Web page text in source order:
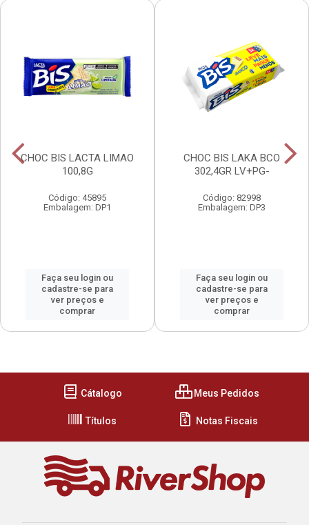
CHOC BIS LACTA LIMAO
100,8G
Código: 45895
Embalagem: DP1
Faça seu login ou
cadastre-se para
ver preços e
comprar
CHOC BIS LAKA BCO
302,4GR LV+PG-
Código: 82998
Embalagem: DP3
Faça seu login ou
cadastre-se para
ver preços e
comprar
Cátalogo Meus Pedidos
Títulos Notas Fiscais